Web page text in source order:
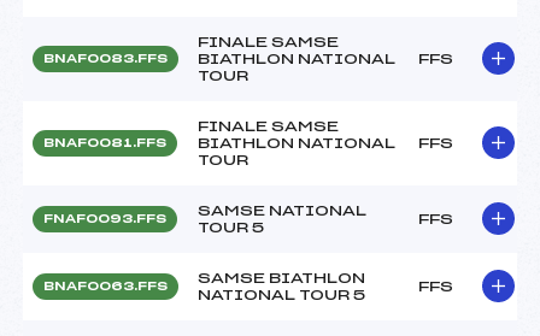
BNAF0083.FFS
FINALE SAMSE
BIATHLON NATIONAL
TOUR
FFS
BNAF0081.FFS
FINALE SAMSE
BIATHLON NATIONAL
TOUR
FFS
FNAF0093.FFS
SAMSE NATIONAL
TOUR 5
FFS
BNAF0063.FFS
SAMSE BIATHLON
NATIONAL TOUR 5
FFS